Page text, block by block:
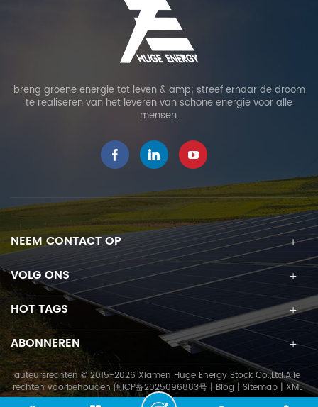
breng groene energie tot leven & amp; streef ernaar de droom
te realiseren van het leveren van schone energie voor alle
mensen.
NEEM CONTACT OP
VOLG ONS
HOT TAGS
ABONNEREN
auteursrechten © 2015-2026 Xiamen Huge Energy Stock Co.,Ltd.Alle
rechten voorbehouden 闽ICP备2025096883号|Blog | Sitemap| XML